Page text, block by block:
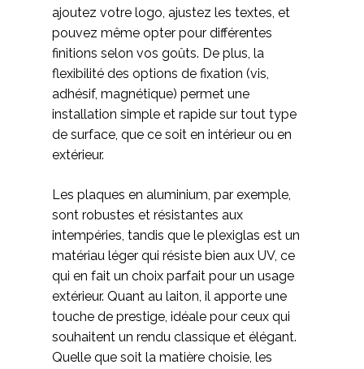
ajoutez votre logo, ajustez les textes, et
pouvez même opter pour différentes
finitions selon vos goûts. De plus, la
flexibilité des options de fixation (vis,
adhésif, magnétique) permet une
installation simple et rapide sur tout type
de surface, que ce soit en intérieur ou en
extérieur.
Les plaques en aluminium, par exemple,
sont robustes et résistantes aux
intempéries, tandis que le plexiglas est un
matériau léger qui résiste bien aux UV, ce
qui en fait un choix parfait pour un usage
extérieur. Quant au laiton, il apporte une
touche de prestige, idéale pour ceux qui
souhaitent un rendu classique et élégant.
Quelle que soit la matière choisie, les